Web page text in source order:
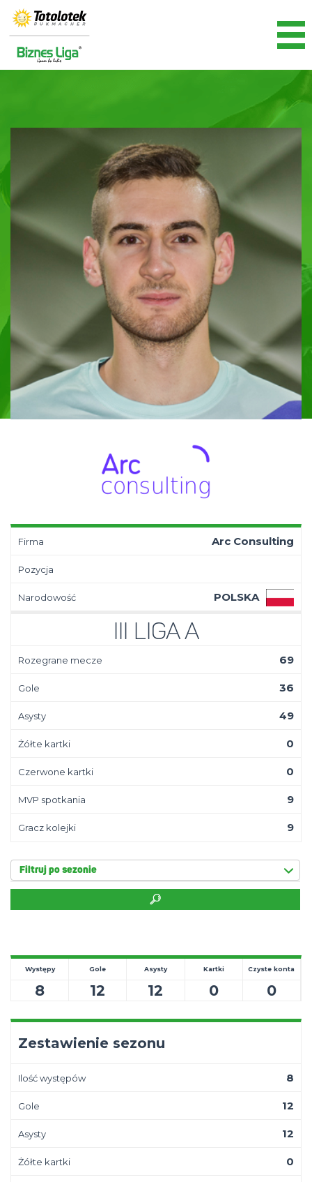
Firma Arc Consulting
Pozycja
Narodowość POLSKA
III Liga A
Rozegrane mecze 69
Gole 36
Asysty 49
Żółte kartki 0
Czerwone kartki 0
MVP spotkania 9
Gracz kolejki 9
Filtruj po sezonie
Występy
8
Gole
12
Asysty
12
Kartki
0
Czyste konta
0
Zestawienie sezonu
Ilość występów 8
Gole 12
Asysty 12
Żółte kartki 0